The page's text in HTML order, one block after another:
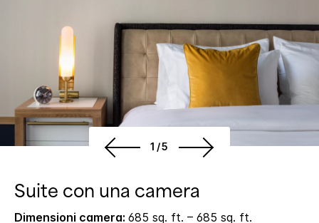
1/5
Suite con una camera
Dimensioni camera: 685 sq. ft. – 685 sq. ft.